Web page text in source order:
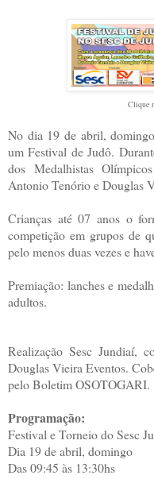
Clique
No dia 19 de abril,
um Festival de Judô.
dos Medalhistas
Antonio Tenório e Douglas
Crianças até 07 anos o
competição em grupos de
pelo menos duas vezes e
Premiação: lanches e
adultos.
Realização Sesc Jundiaí,
Douglas Vieira Eventos.
pelo Boletim OSOTOGARI.
Programação:
Festival e Torneio do Sesc
Dia 19 de abril, domingo
Das 09:45 às 13:30hs